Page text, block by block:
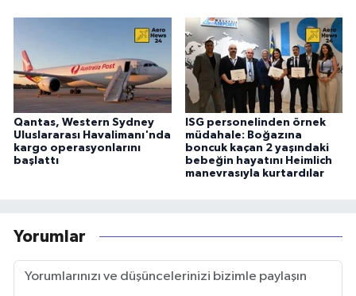
Qantas, Western Sydney
Uluslararası Havalimanı'nda
kargo operasyonlarını
başlattı
ISG personelinden örnek
müdahale: Boğazına
boncuk kaçan 2 yaşındaki
bebeğin hayatını Heimlich
manevrasıyla kurtardılar
Yorumlar